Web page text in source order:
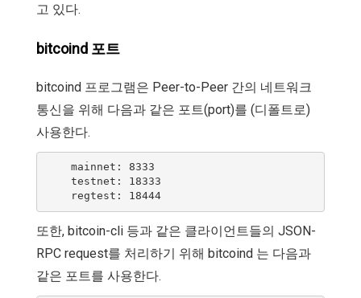
고 있다.
bitcoind 포트
bitcoind 프로그램은 Peer-to-Peer 간의 네트워크
통신을 위해 다음과 같은 포트(port)를 (디폴트로)
사용한다.
    mainnet: 8333
    testnet: 18333
    regtest: 18444
또한, bitcoin-cli 등과 같은 클라이언트들의 JSON-
RPC request를 처리하기 위해 bitcoind 는 다음과
같은 포트를 사용한다.